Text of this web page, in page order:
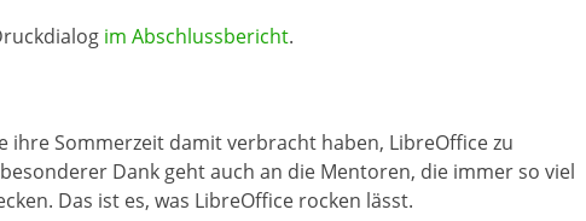
im Abschlussbericht.
ihre Sommerzeit damit verbracht haben, LibreOffice zu
Dank geht auch an die Mentoren, die immer so viel
Das ist es, was LibreOffice rocken lässt.